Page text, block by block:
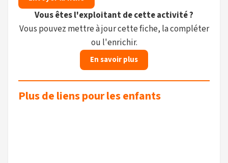
Vous êtes l'exploitant de cette activité ?
Vous pouvez mettre à jour cette fiche, la compléter
ou l'enrichir.
En savoir plus
Plus de liens pour les enfants